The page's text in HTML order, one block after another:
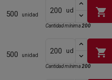
500 unidad
ud shopping_cart
Cantidad mínima200
500 unidad
ud shopping_cart
Cantidad mínima200